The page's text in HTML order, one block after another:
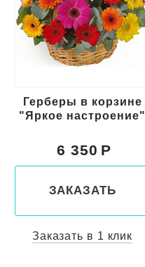
Герберы в корзине
"Яркое настроение"
6 350
ЗАКАЗАТЬ
Заказать в 1 клик